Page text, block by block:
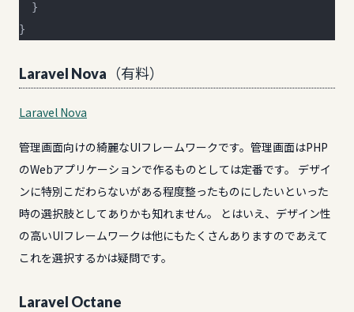
  }
}
Laravel Nova（有料）
Laravel Nova
管理画面向けの綺麗なUIフレームワークです。管理画面はPHP
のWebアプリケーションで作るものとしては定番です。 デザイ
ンに特別こだわらないがある程度整ったものにしたいといった
時の選択肢としてありかも知れません。 とはいえ、デザイン性
の高いUIフレームワークは他にもたくさんありますのであえて
これを選択するかは疑問です。
Laravel Octane